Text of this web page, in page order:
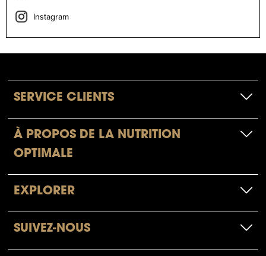
Instagram
SERVICE CLIENTS
À PROPOS DE LA NUTRITION
OPTIMALE
EXPLORER
SUIVEZ-NOUS